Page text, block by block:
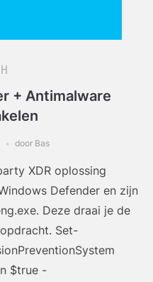
+ Antimalware
door Bas
XDR oplossing
Defender en zijn
Deze draai je de
Set-
$true -